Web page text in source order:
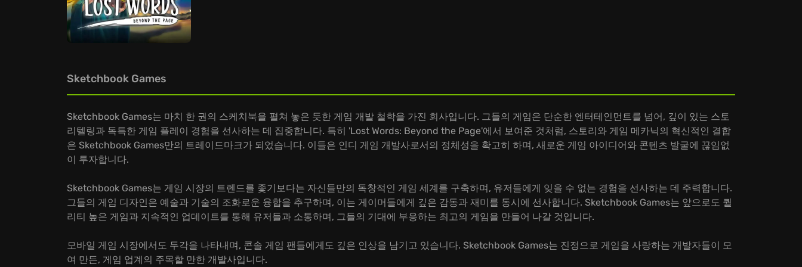
Sketchbook Games
Sketchbook Games는 마치 한 권의 스케치북을 펼쳐 놓은 듯한 게임 개발 철학을 가진 회사입니다. 그들의 게임은 단순한 엔터테인먼트를 넘어, 깊이 있는 스토
리텔링과 독특한 게임 플레이 경험을 선사하는 데 집중합니다. 특히 'Lost Words: Beyond the Page'에서 보여준 것처럼, 스토리와 게임 메카닉의 혁신적인 결합
은 Sketchbook Games만의 트레이드마크가 되었습니다. 이들은 인디 게임 개발사로서의 정체성을 확고히 하며, 새로운 게임 아이디어와 콘텐츠 발굴에 끊임없
이 투자합니다.
Sketchbook Games는 게임 시장의 트렌드를 좇기보다는 자신들만의 독창적인 게임 세계를 구축하며, 유저들에게 잊을 수 없는 경험을 선사하는 데 주력합니다.
그들의 게임 디자인은 예술과 기술의 조화로운 융합을 추구하며, 이는 게이머들에게 깊은 감동과 재미를 동시에 선사합니다. Sketchbook Games는 앞으로도 퀄
리티 높은 게임과 지속적인 업데이트를 통해 유저들과 소통하며, 그들의 기대에 부응하는 최고의 게임을 만들어 나갈 것입니다.
모바일 게임 시장에서도 두각을 나타내며, 콘솔 게임 팬들에게도 깊은 인상을 남기고 있습니다. Sketchbook Games는 진정으로 게임을 사랑하는 개발자들이 모
여 만든, 게임 업계의 주목할 만한 개발사입니다.